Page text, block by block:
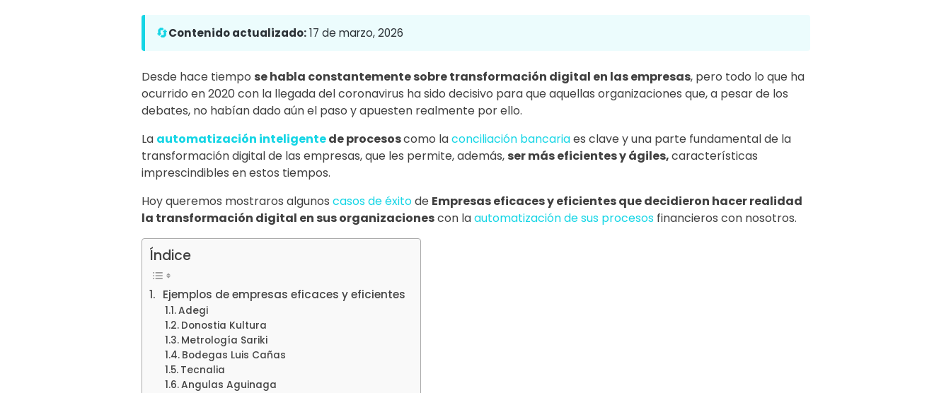
🔄Contenido actualizado: 17 de marzo, 2026
Desde hace tiempo se habla constantemente sobre transformación digital en las empresas, pero todo lo que ha
ocurrido en 2020 con la llegada del coronavirus ha sido decisivo para que aquellas organizaciones que, a pesar de los
debates, no habían dado aún el paso y apuesten realmente por ello.
La automatización inteligentede procesoscomo laconciliación bancariaes clave y una parte fundamental de la
transformación digital de las empresas, que les permite, además, ser más eficientes y ágiles,características
imprescindibles en estos tiempos.
Hoy queremos mostraros algunos casos de éxitode Empresas eficaces y eficientes que decidieron hacer realidad
la transformación digital en sus organizacionescon laautomatización de sus procesosfinancieros con nosotros.
Índice
Ejemplos de empresas eficaces y eficientes
Adegi
Donostia Kultura
Metrología Sariki
Bodegas Luis Cañas
Tecnalia
Angulas Aguinaga